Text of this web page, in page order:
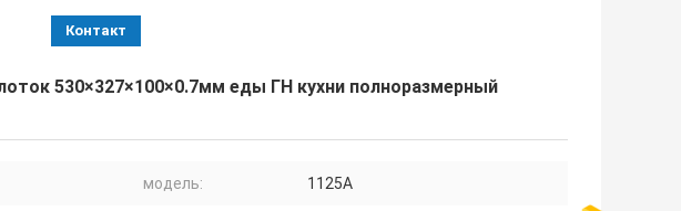
Контакт
530×327×100×0.7мм еды ГН кухни полноразмерный
модель: 1125A